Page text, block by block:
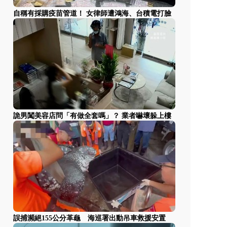
自稱有採購疫苗管道！ 女律師遭鴻海、台積電打臉
詭男闖美容店問「有做全套嗎」？ 業者嚇壞躲上樓
誤捕瀕絕155公分革龜 海巡署出動吊車救援安置